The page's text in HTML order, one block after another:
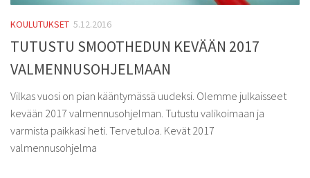
KOULUTUKSET 5.12.2016
TUTUSTU SMOOTHEDUN KEVÄÄN 2017
VALMENNUSOHJELMAAN
Vilkas vuosi on pian kääntymässä uudeksi. Olemme julkaisseet
kevään 2017 valmennusohjelman. Tutustu valikoimaan ja
varmista paikkasi heti. Tervetuloa. Kevät 2017
valmennusohjelma